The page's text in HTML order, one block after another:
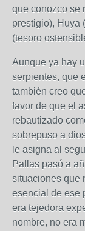
que conozco se
prestigio), Huya
(tesoro
Aunque ya hay
serpientes, que
también creo
favor de que el
rebautizado
sobrepuso a
le asigna al
Pallas pasó a
situaciones que
esencial de ese
era tejedora
nombre, no era